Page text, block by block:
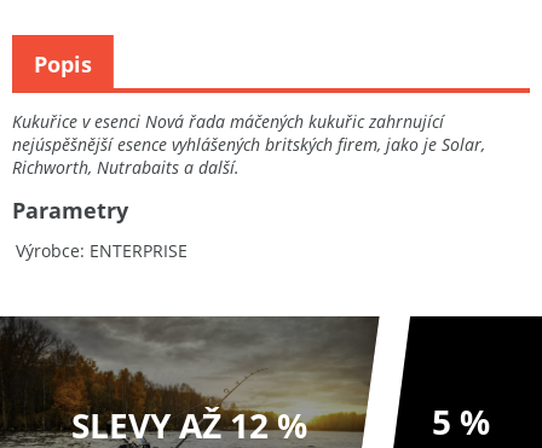
Kukuřice v esenci Nová řada máčených kukuřic zahrnující
nejúspěšnější esence vyhlášených britských firem, jako je Solar,
Richworth, Nutrabaits a další.
Výrobce ENTERPRISE
Parametry
Popis
SLEVY AŽ 12 % 5 %